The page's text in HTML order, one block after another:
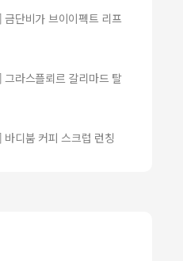
단비가 브이이펙트 리프
라스플뢰르 갈리마드 탈
디붐 커피 스크럽 런칭